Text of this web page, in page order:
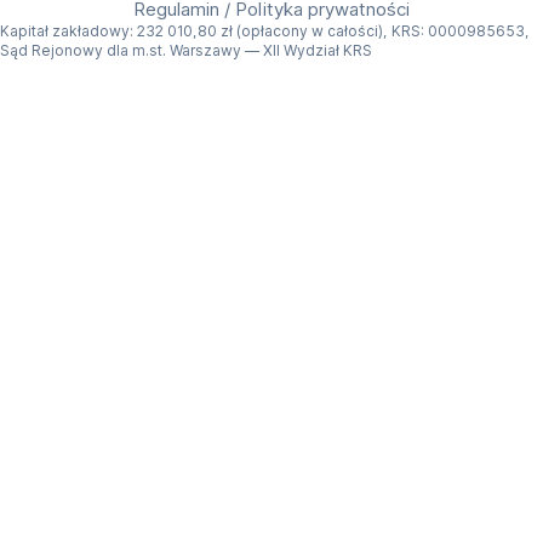
Regulamin / Polityka prywatności
Kapitał zakładowy: 232 010,80 zł (opłacony w całości), KRS: 0000985653,
Sąd Rejonowy dla m.st. Warszawy — XII Wydział KRS